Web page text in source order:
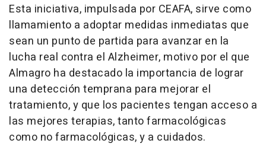
Esta iniciativa, impulsada por CEAFA, sirve como
llamamiento a adoptar medidas inmediatas que
sean un punto de partida para avanzar en la
lucha real contra el Alzheimer, motivo por el que
Almagro ha destacado la importancia de lograr
una detección temprana para mejorar el
tratamiento, y que los pacientes tengan acceso a
las mejores terapias, tanto farmacológicas
como no farmacológicas, y a cuidados.